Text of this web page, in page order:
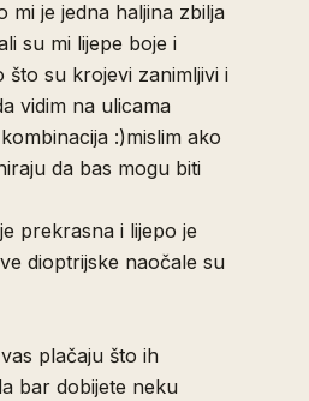
mi je jedna haljina zbilja
su mi lijepe boje i
što su krojevi zanimljivi i
vidim na ulicama
:)mislim ako
da bas mogu biti
prekrasna i lijepo je
dioptrijske naočale su
plačaju što ih
bar dobijete neku